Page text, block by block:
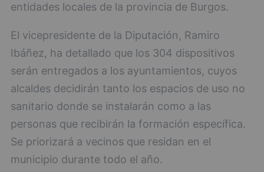
entidades locales de la provincia de Burgos.
El vicepresidente de la Diputación, Ramiro
Ibáñez, ha detallado que los 304 dispositivos
serán entregados a los ayuntamientos, cuyos
alcaldes decidirán tanto los espacios de uso no
sanitario donde se instalarán como a las
personas que recibirán la formación específica.
Se priorizará a vecinos que residan en el
municipio durante todo el año.